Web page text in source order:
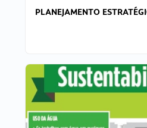
PLANEJAMENTO